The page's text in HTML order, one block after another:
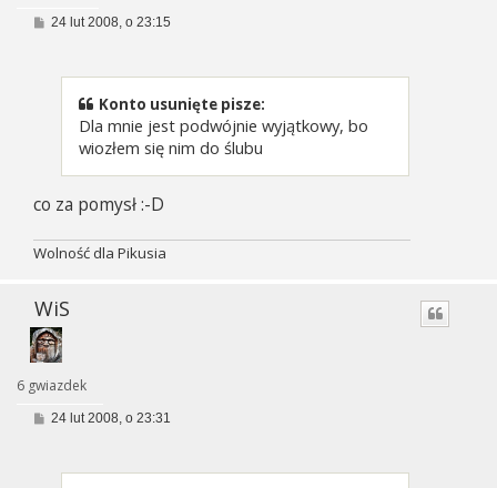
P24 lut 2008, o 23:15
Konto usunięte pisze:
Dla mnie jest podwójnie wyjątkowy, bo
wiozłem się nim do ślubu
co za pomysł :-D
Wolność dla Pikusia
WiS
6 gwiazdek
P24 lut 2008, o 23:31